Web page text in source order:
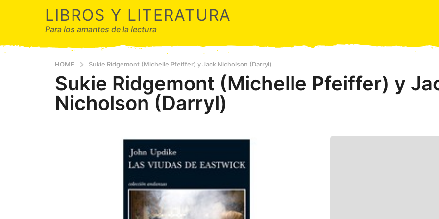
LIBROS Y LITERATURA
Para los amantes de la lectura
HOME Sukie Ridgemont (Michelle Pfeiffer) y Jack Nicholson (Darryl)
Sukie Ridgemont (Michelle Pfeiffer) y
Nicholson (Darryl)